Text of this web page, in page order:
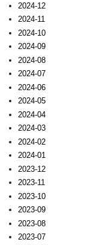
2024-12
2024-11
2024-10
2024-09
2024-08
2024-07
2024-06
2024-05
2024-04
2024-03
2024-02
2024-01
2023-12
2023-11
2023-10
2023-09
2023-08
2023-07